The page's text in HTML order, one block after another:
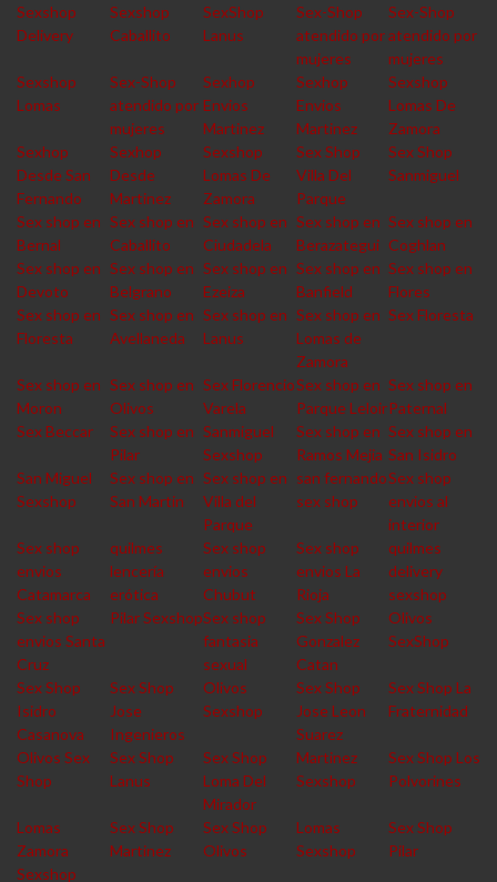
Sexshop
Delivery
Sexshop
Caballito
SexShop
Lanus
Sex-Shop
atendido por
mujeres
Sex-Shop
atendido por
mujeres
Sexshop
Lomas
Sex-Shop
atendido por
mujeres
Sexhop
Envios
Martinez
Sexhop
Envios
Martinez
Sexshop
Lomas De
Zamora
Sexhop
Desde San
Fernando
Sexhop
Desde
Martinez
Sexshop
Lomas De
Zamora
Sex Shop
Villa Del
Parque
Sex Shop
Sanmiguel
Sex shop en
Bernal
Sex shop en
Caballito
Sex shop en
Ciudadela
Sex shop en
Berazategui
Sex shop en
Coghlan
Sex shop en
Devoto
Sex shop en
Belgrano
Sex shop en
Ezeiza
Sex shop en
Banfield
Sex shop en
Flores
Sex shop en
Floresta
Sex shop en
Avellaneda
Sex shop en
Lanus
Sex shop en
Lomas de
Zamora
Sex Floresta
Sex shop en
Moron
Sex shop en
Olivos
Sex Florencio
Varela
Sex shop en
Parque Leloir
Sex shop en
Paternal
Sex Beccar
Sex shop en
Pilar
Sanmiguel
Sexshop
Sex shop en
Ramos Mejia
Sex shop en
San Isidro
San Miguel
Sexshop
Sex shop en
San Martin
Sex shop en
Villa del
Parque
san fernando
sex shop
Sex shop
envios al
interior
Sex shop
envios
Catamarca
quilmes
lencería
erótica
Sex shop
envios
Chubut
Sex shop
envios La
Rioja
quilmes
delivery
sexshop
Sex shop
envios Santa
Cruz
Pilar SexshopSex shop
fantasia
sexual
Sex Shop
Gonzalez
Catan
Olivos
SexShop
Sex Shop
Isidro
Casanova
Sex Shop
Jose
Ingenieros
Olivos
Sexshop
Sex Shop
Jose Leon
Suarez
Sex Shop La
Fraternidad
Olivos Sex
Shop
Sex Shop
Lanus
Sex Shop
Loma Del
Mirador
Martinez
Sexshop
Sex Shop Los
Polvorines
Lomas
Zamora
Sexshop
Sex Shop
Martinez
Sex Shop
Olivos
Lomas
Sexshop
Sex Shop
Pilar